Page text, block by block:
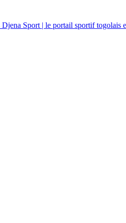
Djena Sport | le portail sportif togolais